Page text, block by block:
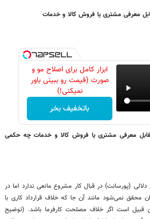
معرفی مشتری یا فروش کالا و خدمات
ابزار کامل برای اصلاح مو و
صورت (قیمت رو ببینی باور
نمیکنی!)
باتخفیف بخر
معرفی مشتری یا فروش کالا و خدمات چه حکمی
(پورسانت) در قبال کار مشروع مانعی ندارد اما در
محقق نمی‌شود مانند آن جا که خلاف قرارداد کاری با
قبیل است اگر خلاف مصلحت کارفرما باشد. (توضیح